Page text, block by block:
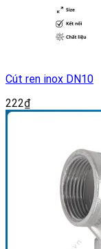
Cút ren inox DN10
222₫